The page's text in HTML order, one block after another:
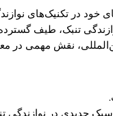
خود در تکنیک‌های
نقش مهمی در
جدیدی در نوازندگی